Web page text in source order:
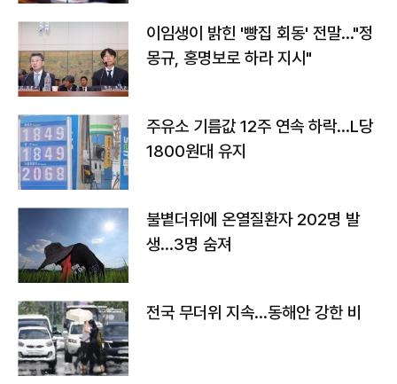
이임생이 밝힌 '빵집 회동' 전말…"정
몽규, 홍명보로 하라 지시"
주유소 기름값 12주 연속 하락…L당
1800원대 유지
불볕더위에 온열질환자 202명 발
생…3명 숨져
전국 무더위 지속…동해안 강한 비